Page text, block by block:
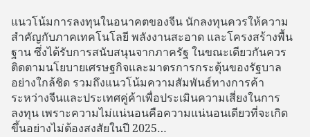
แนวโน้มการลงทุนในอนาคตของจีน นักลงทุนควรให้ความ
สำคัญกับภาคเทคโนโลยี พลังงานสะอาด และโครงสร้างพื้น
ฐาน ซึ่งได้รับการสนับสนุนจากภาครัฐ ในขณะเดียวกันควร
ติดตามนโยบายเศรษฐกิจและมาตรการกระตุ้นของรัฐบาล
อย่างใกล้ชิด รวมถึงแนวโน้มความสัมพันธ์ทางการค้า
ระหว่างจีนและประเทศคู่ค้าเพื่อประเมินความเสี่ยงในการ
ลงทุน เพราะความไม่แน่นอนคือความแน่นอนเดียวที่จะเกิด
ขึ้นอย่างไม่ต้องสงสัยในปี 2025…